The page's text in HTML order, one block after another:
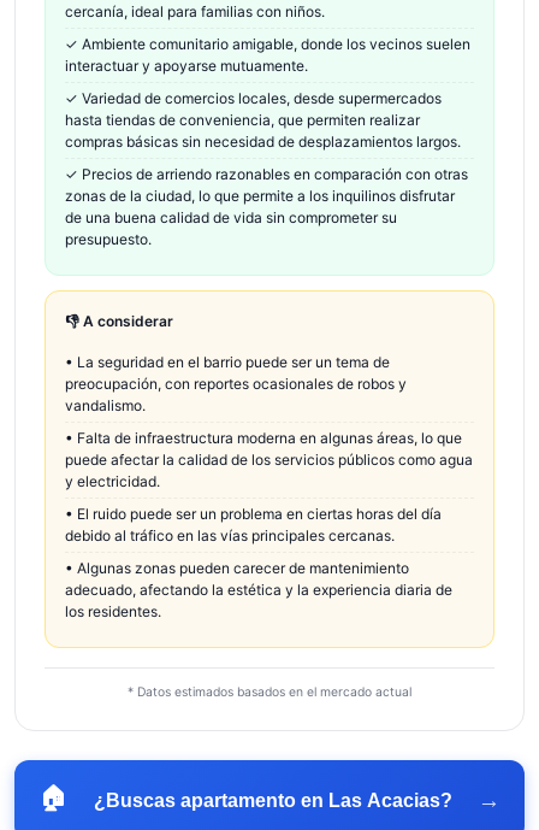
cercanía, ideal para familias con niños.
✓ Ambiente comunitario amigable, donde los vecinos suelen
interactuar y apoyarse mutuamente.
✓ Variedad de comercios locales, desde supermercados
hasta tiendas de conveniencia, que permiten realizar
compras básicas sin necesidad de desplazamientos largos.
✓ Precios de arriendo razonables en comparación con otras
zonas de la ciudad, lo que permite a los inquilinos disfrutar
de una buena calidad de vida sin comprometer su
presupuesto.
👎 A considerar
• La seguridad en el barrio puede ser un tema de
preocupación, con reportes ocasionales de robos y
vandalismo.
• Falta de infraestructura moderna en algunas áreas, lo que
puede afectar la calidad de los servicios públicos como agua
y electricidad.
• El ruido puede ser un problema en ciertas horas del día
debido al tráfico en las vías principales cercanas.
• Algunas zonas pueden carecer de mantenimiento
adecuado, afectando la estética y la experiencia diaria de
los residentes.
* Datos estimados basados en el mercado actual
🏠 ¿Buscas apartamento en Las Acacias? →